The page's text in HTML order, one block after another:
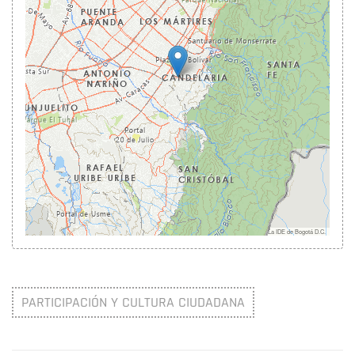
Leaflet |IDECA La IDE de Bogotá D.C.
PARTICIPACIÓN Y CULTURA CIUDADANA